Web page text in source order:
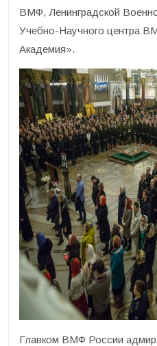
ВМФ, Ленинградской
Учебно-Научного центра
Академия».
Главком ВМФ России